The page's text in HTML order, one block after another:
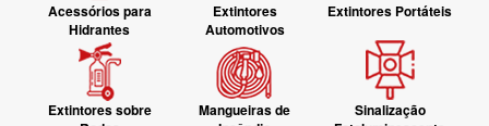
Acessórios para
Hidrantes
Extintores
Automotivos
Extintores Portáteis
Extintores sobre
Mangueiras de
Sinalização